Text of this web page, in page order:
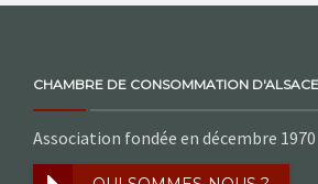
CHAMBRE DE CONSOMMATION
Association fondée en décembre 1970